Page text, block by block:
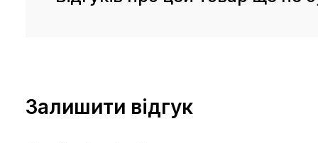
Залишити відгук